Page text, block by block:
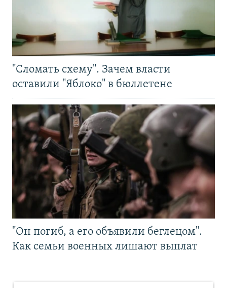
"Сломать схему". Зачем власти
оставили "Яблоко" в бюллетене
"Он погиб, а его объявили беглецом".
Как семьи военных лишают выплат